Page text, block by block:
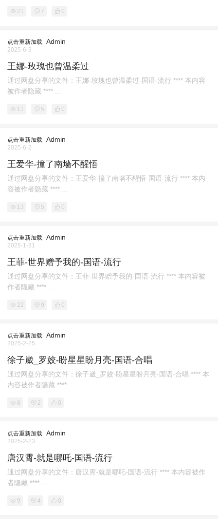
21 7 0
点击重新加载 Admin
2025-6-3
王娜-玫瑰也曾温柔过
通过网盘分享的文件：王娜-玫瑰也曾温柔过-国语-流行 **** 本内容
被作者隐藏 **** ...
11 5 0
点击重新加载 Admin
2025-6-2
王爱华-撞了南墙不醒悟
通过网盘分享的文件：王爱华-撞了南墙不醒悟-国语-流行 **** 本内
容被作者隐藏 **** ...
13 5 0
点击重新加载 Admin
2025-1-31
王菲-世界赠予我的-国语-流行
通过网盘分享的文件：王菲-世界赠予我的-国语-流行 **** 本内容被
作者隐藏 **** ...
22 9 0
点击重新加载 Admin
2025-2-25
徐子崴_罗姣-盼星星盼月亮-国语-合唱
通过网盘分享的文件：徐子崴_罗姣-盼星星盼月亮-国语-合唱 **** 本
内容被作者隐藏 **** ...
8 2 0
点击重新加载 Admin
2025-2-23
唐汉霄-就是哪吒-国语-流行
通过网盘分享的文件：唐汉霄-就是哪吒-国语-流行 **** 本内容被作
者隐藏 **** ...
9 4 0